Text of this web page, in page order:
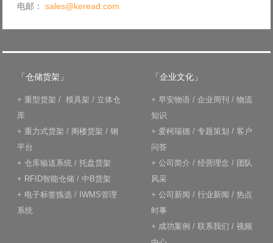
电邮： sales@keread.com
「仓储货架」
+ 重型货架 / 模具架 / 立体仓
库
+ 重力式货架 / 阁楼货架 / 钢
平台
+ 仓库输送系统 / 托盘货架
+ RFID智能仓储 / 中B货架
+ 电子标签拣选 / IWMS管理
系统
「企业文化」
+ 早安物语 / 企业周刊 / 物流
知识
+ 爱柯瑞德 / 专题策划 / 客户
问答
+ 公司简介 / 经营理念 / 团队
风采
+ 公司新闻 / 行业新闻 / 热点
时事
+ 成功案例 / 联系我们 / 视频